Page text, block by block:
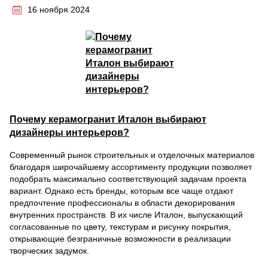
16 ноября 2024
Почему керамогранит Италон выбирают
дизайнеры интерьеров?
Современный рынок строительных и отделочных материалов
благодаря широчайшему ассортименту продукции позволяет
подобрать максимально соответствующий задачам проекта
вариант. Однако есть бренды, которым все чаще отдают
предпочтение профессионалы в области декорирования
внутренних пространств. В их числе Италон, выпускающий
согласованные по цвету, текстурам и рисунку покрытия,
открывающие безграничные возможности в реализации
творческих задумок.